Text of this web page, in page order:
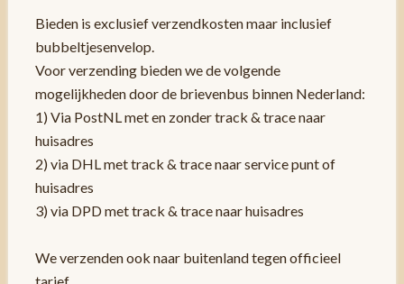
Bieden is exclusief verzendkosten maar inclusief
bubbeltjesenvelop.
Voor verzending bieden we de volgende
mogelijkheden door de brievenbus binnen Nederland:
1) Via PostNL met en zonder track & trace naar
huisadres
2) via DHL met track & trace naar service punt of
huisadres
3) via DPD met track & trace naar huisadres
We verzenden ook naar buitenland tegen officieel